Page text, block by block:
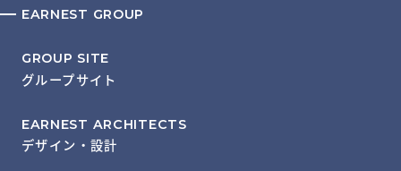
EARNEST GROUP
GROUP SITE
グループサイト
EARNEST ARCHITECTS
デザイン・設計